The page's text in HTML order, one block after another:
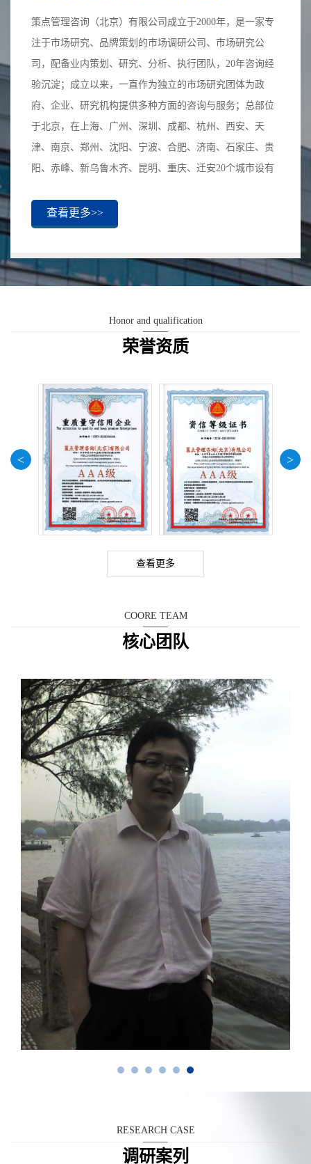
策点管理咨询（北京）有限公司成立于2000年，是一家专
注于市场研究、品牌策划的市场调研公司、市场研究公
司，配备业内策划、研究、分析、执行团队，20年咨询经
验沉淀；成立以来，一直作为独立的市场研究团体为政
府、企业、研究机构提供多种方面的咨询与服务；总部位
于北京，在上海、广州、深圳、成都、杭州、西安、天
津、南京、郑州、沈阳、宁波、合肥、济南、石家庄、贵
阳、赤峰、新乌鲁木齐、昆明、重庆、迁安20个城市设有
盟；累计完成各类咨询项目8000余例，提供了7000次以上
的满分服务。
累，拥有独属、庞大的数据库资源，具备专业、前沿的独
机会，洞察消费需求，精准定位品牌；协助优秀企业，将
品牌进行升华，使品牌具备更强的影响力，具备更强的营
查看更多>>
Honor and qualification
荣誉资质
< >
查看更多
COORE TEAM
核心团队
RESEARCH CASE
调研案列